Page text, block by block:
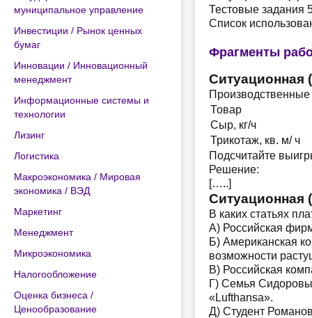
муниципальное управление
Инвестиции / Рынок ценных
бумаг
Инновации / Инновационный
менеджмент
Информационные системы и
технологии
Лизинг
Логистика
Макроэкономика / Мировая
экономика / ВЭД
Маркетинг
Менеджмент
Микроэкономика
Налогообложение
Оценка бизнеса /
Ценообразование
Тестовые задания
Список
Фрагменты
Ситуационная
Товар
Сыр, кг/ч
Трикотаж, кв. м/ ч
Подсчитайте
Решение:
[…..]
Ситуационная
В каких статьях
А) Российская
Б) Американская
возможности
В) Российская
Г) Семья
«Lufthansa».
Д) Студент